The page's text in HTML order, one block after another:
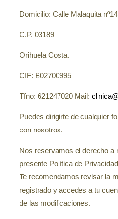
Bruxismo, ATM
Domicilio: Calle Malaquita nº14
C.P. 03189
Orihuela Costa.
CIF: B02700995
Tfno: 621247020 Mail:
Puedes dirigirte de cualquier
con nosotros.
Nos reservamos el derecho a
presente Política de
Te recomendamos revisar la
registrado y accedes a tu
de las modificaciones.